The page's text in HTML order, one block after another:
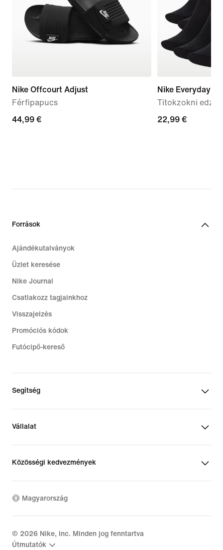
Nike Offcourt Adjust
Férfipapucs
44,99
44,99 €
Nike Everyday
Titokzokni
22,99
22,99 €
Források
Ajándékutalványok
Üzlet keresése
Nike Journal
Csatlakozz tagjainkhoz
Visszajelzés
Promóciós kódok
Futócipő-kereső
Segítség
Vállalat
Közösségi kedvezmények
Magyarország
© 2026 Nike, Inc. Minden jog fenntartva
Útmutatók